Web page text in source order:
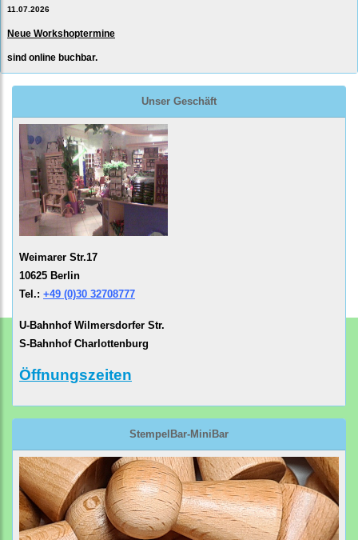
11.07.2026
Neue Workshoptermine
sind online buchbar.
Unser Geschäft
Weimarer Str.17
10625 Berlin
Tel.: +49 (0)30 32708777
U-Bahnhof Wilmersdorfer Str.
S-Bahnhof Charlottenburg
Öffnungszeiten
StempelBar-MiniBar